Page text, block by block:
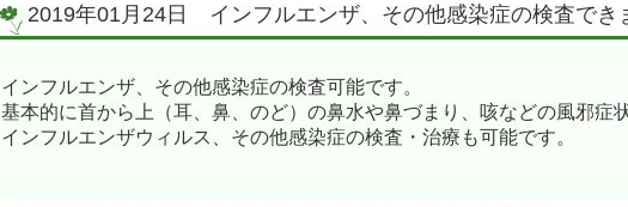
2019年01月24日 インフルエンザ、その他感染症の検査でき
インフルエンザ、その他感染症の検査可能です。
基本的に首から上（耳、鼻、のど）の鼻水や鼻づまり、咳などの風邪症
インフルエンザウィルス、その他感染症の検査・治療も可能です。